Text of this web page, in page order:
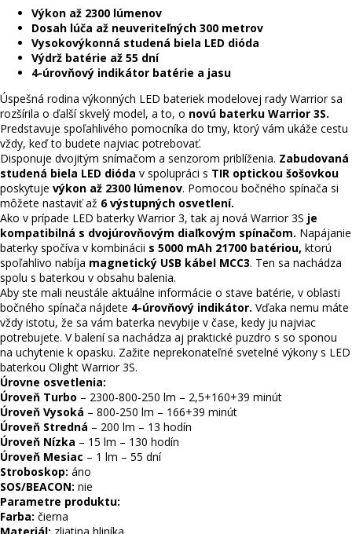
Výkon až 2300 lúmenov
Dosah lúča až neuveriteľných 300 metrov
Vysokovýkonná studená biela LED dióda
Výdrž batérie až 55 dní
4-úrovňový indikátor batérie a jasu
Úspešná rodina výkonných LED bateriek modelovej rady Warrior sa
rozšírila o ďalší skvelý model, a to, o novú baterku Warrior 3S.
Predstavuje spoľahlivého pomocníka do tmy, ktorý vám ukáže cestu
vždy, keď to budete najviac potrebovať.
Disponuje dvojitým snímačom a senzorom priblíženia. Zabudovaná
studená biela LED dióda v spolupráci s TIR optickou šošovkou
poskytuje výkon až 2300 lúmenov. Pomocou bočného spínača si
môžete nastaviť až 6 výstupných osvetlení.
Ako v prípade LED baterky Warrior 3, tak aj nová Warrior 3S je
kompatibilná s dvojúrovňovým diaľkovým spínačom. Napájanie
baterky spočíva v kombinácii s 5000 mAh 21700 batériou, ktorú
spoľahlivo nabíja magnetický USB kábel MCC3. Ten sa nachádza
spolu s baterkou v obsahu balenia.
Aby ste mali neustále aktuálne informácie o stave batérie, v oblasti
bočného spínača nájdete 4-úrovňový indikátor. Vďaka nemu máte
vždy istotu, že sa vám baterka nevybije v čase, kedy ju najviac
potrebujete. V balení sa nachádza aj praktické puzdro s so sponou
na uchytenie k opasku. Zažite neprekonateľné svetelné výkony s LED
baterkou Olight Warrior 3S.
Úrovne osvetlenia:
Úroveň Turbo – 2300-800-250 lm – 2,5+160+39 minút
Úroveň Vysoká – 800-250 lm – 166+39 minút
Úroveň Stredná – 200 lm – 13 hodín
Úroveň Nízka – 15 lm – 130 hodín
Úroveň Mesiac – 1 lm – 55 dní
Stroboskop: áno
SOS/BEACON: nie
Parametre produktu:
Farba: čierna